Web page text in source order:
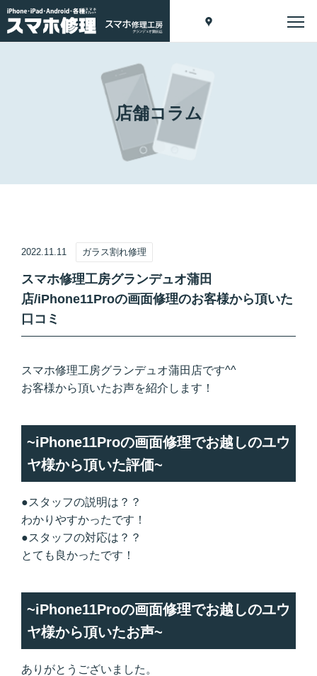
店舗コラム
2022.11.11 ガラス割れ修理
スマホ修理工房グランデュオ蒲田
店/iPhone11Proの画面修理のお客様から頂いた
口コミ
スマホ修理工房グランデュオ蒲田店です^^
お客様から頂いたお声を紹介します！
~iPhone11Proの画面修理でお越しのユウ
ヤ様から頂いた評価~
●スタッフの説明は？？
わかりやすかったです！
●スタッフの対応は？？
とても良かったです！
~iPhone11Proの画面修理でお越しのユウ
ヤ様から頂いたお声~
ありがとうございました。